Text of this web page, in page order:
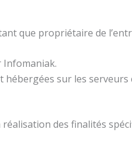
que propriétaire de
Infomaniak.
sur les
des finalités